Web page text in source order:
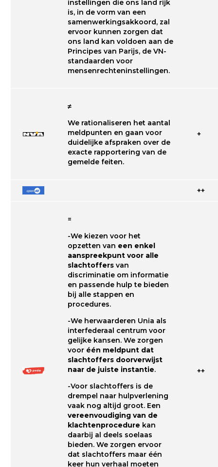
instellingen die ons land rijk
is, in de vorm van een
samenwerkingsakkoord, zal
ervoor kunnen zorgen dat
ons land kan voldoen aan de
Principes van Parijs, de VN-
standaarden voor
mensenrechteninstellingen.
≠
We rationaliseren het aantal
meldpunten en gaan voor
duidelijke afspraken over de
exacte rapportering van de
gemelde feiten.
+
++
=
-We kiezen voor het
opzetten van een enkel
aanspreekpunt voor alle
slachtoffers van
discriminatie om informatie
en passende hulp te bieden
bij alle stappen en
procedures.
-We herwaarderen Unia als
interfederaal centrum voor
gelijke kansen. We zorgen
voor één meldpunt dat
slachtoffers doorverwijst
naar de juiste instantie.
-Voor slachtoffers is de
drempel naar hulpverlening
vaak nog altijd groot. Een
vereenvoudiging van de
klachtenprocedure kan
daarbij al deels soelaas
bieden. We zorgen ervoor
dat slachtoffers maar één
keer hun verhaal moeten
++